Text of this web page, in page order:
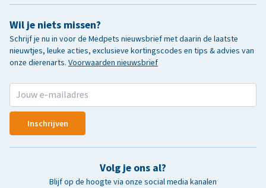
Wil je niets missen?
Schrijf je nu in voor de Medpets nieuwsbrief met daarin de laatste
nieuwtjes, leuke acties, exclusieve kortingscodes en tips & advies van
onze dierenarts. Voorwaarden nieuwsbrief
Inschrijven
Volg je ons al?
Blijf op de hoogte via onze social media kanalen